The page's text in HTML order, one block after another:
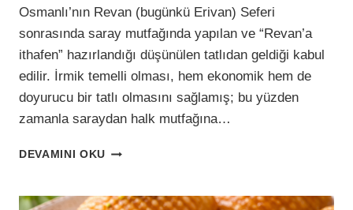
Osmanlı’nın Revan (bugünkü Erivan) Seferi
sonrasında saray mutfağında yapılan ve “Revan’a
ithafen” hazırlandığı düşünülen tatlıdan geldiği kabul
edilir. İrmik temelli olması, hem ekonomik hem de
doyurucu bir tatlı olmasını sağlamış; bu yüzden
zamanla saraydan halk mutfağına…
DEVAMINI OKU CEVIZ
HAVUÇLU